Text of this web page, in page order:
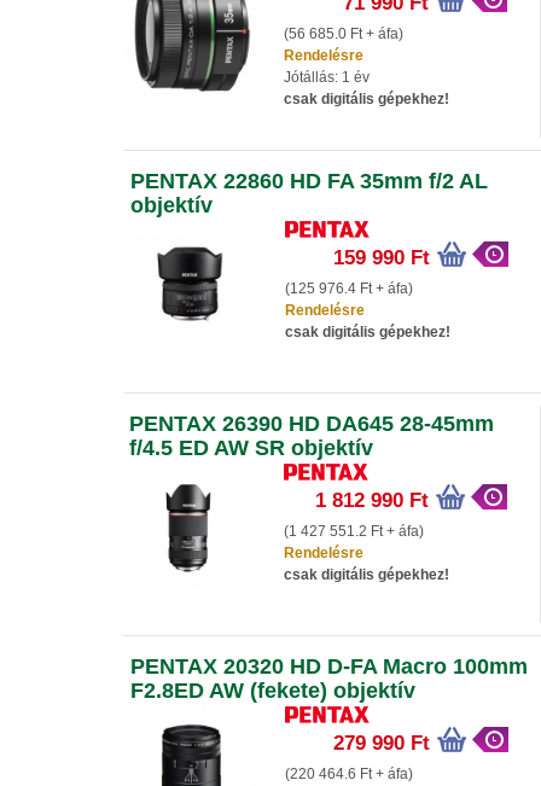
(56 685.0 Ft + áfa)
Rendelésre
Jótállás: 1 év
csak digitális gépekhez!
PENTAX 22860 HD FA 35mm f/2 AL
objektív
159 990 Ft
(125 976.4 Ft + áfa)
Rendelésre
csak digitális gépekhez!
PENTAX 26390 HD DA645 28-45mm
f/4.5 ED AW SR objektív
1 812 990 Ft
(1 427 551.2 Ft + áfa)
Rendelésre
csak digitális gépekhez!
PENTAX 20320 HD D-FA Macro 100mm
F2.8ED AW (fekete) objektív
279 990 Ft
(220 464.6 Ft + áfa)